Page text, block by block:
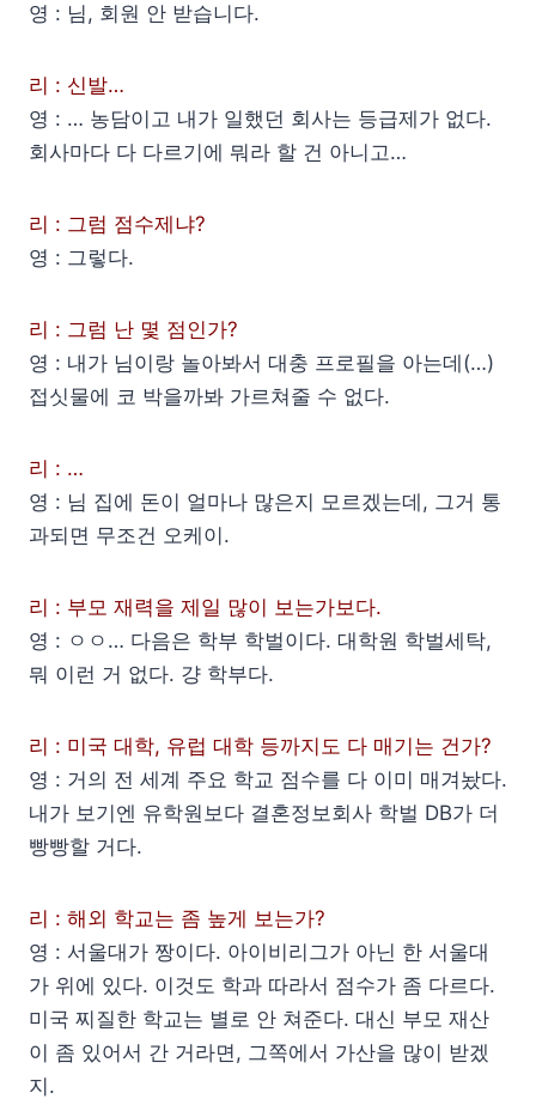
영 : 님, 회원 안 받습니다.
리 : 신발…
영 : … 농담이고 내가 일했던 회사는 등급제가 없다.
회사마다 다 다르기에 뭐라 할 건 아니고…
리 : 그럼 점수제냐?
영 : 그렇다.
리 : 그럼 난 몇 점인가?
영 : 내가 님이랑 놀아봐서 대충 프로필을 아는데(…)
접싯물에 코 박을까봐 가르쳐줄 수 없다.
리 : …
영 : 님 집에 돈이 얼마나 많은지 모르겠는데, 그거 통
과되면 무조건 오케이.
리 : 부모 재력을 제일 많이 보는가보다.
영 : ㅇㅇ… 다음은 학부 학벌이다. 대학원 학벌세탁,
뭐 이런 거 없다. 걍 학부다.
리 : 미국 대학, 유럽 대학 등까지도 다 매기는 건가?
영 : 거의 전 세계 주요 학교 점수를 다 이미 매겨놨다.
내가 보기엔 유학원보다 결혼정보회사 학벌 DB가 더
빵빵할 거다.
리 : 해외 학교는 좀 높게 보는가?
영 : 서울대가 짱이다. 아이비리그가 아닌 한 서울대
가 위에 있다. 이것도 학과 따라서 점수가 좀 다르다.
미국 찌질한 학교는 별로 안 쳐준다. 대신 부모 재산
이 좀 있어서 간 거라면, 그쪽에서 가산을 많이 받겠
지.